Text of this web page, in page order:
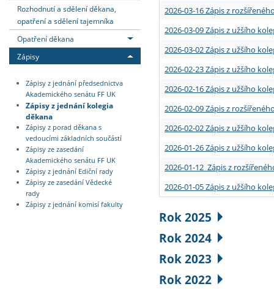
Rozhodnutí a sdělení děkana,
opatření a sdělení tajemníka
Opatření děkana
Zápisy
Zápisy z jednání předsednictva
Akademického senátu FF UK
Zápisy z jednání kolegia
děkana
Zápisy z porad děkana s
vedoucími základních součástí
Zápisy ze zasedání
Akademického senátu FF UK
Zápisy z jednání Ediční rady
Zápisy ze zasedání Vědecké
rady
Zápisy z jednání komisí fakulty
2026-03-16 Zápis z
2026-03-09 Zápis z užšího
2026-03-02 Zápis z užšího
2026-02-23 Zápis z užšího
2026-02-16 Zápis z užšího
2026-02-09 Zápis z
2026-02-02 Zápis z užšího
2026-01-26 Zápis z užšího
2026-01-12 Zápis z
2026-01-05 Zápis z užšího
Rok 2025
Rok 2024
Rok 2023
Rok 2022